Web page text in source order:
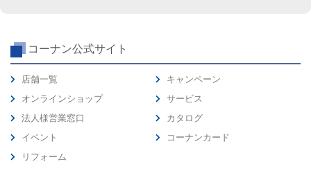
コーナン公式サイト
店舗一覧
オンラインショップ
法人様営業窓口
イベント
リフォーム
キャンペーン
サービス
カタログ
コーナンカード